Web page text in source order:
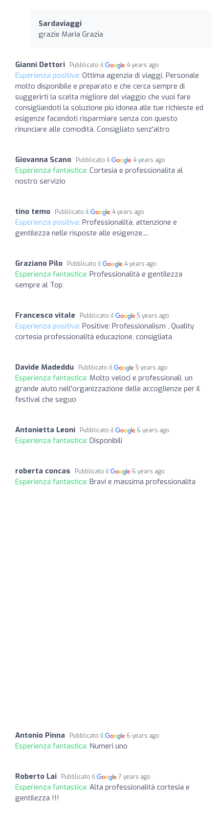
Sardaviaggi
grazie Maria Grazia
Gianni Dettori Pubblicato il 4 years ago
Esperienza positiva: Ottima agenzia di viaggi. Personale
molto disponibile e preparato e che cerca sempre di
suggerirti la scelta migliore del viaggio che vuoi fare
consigliandoti la soluzione più idonea alle tue richieste ed
esigenze facendoti risparmiare senza con questo
rinunciare alle comodità. Consigliato senz'altro
Giovanna Scano Pubblicato il 4 years ago
Esperienza fantastica: Cortesia e professionalita al
nostro servizio
tino temo Pubblicato il 4 years ago
Esperienza positiva: Professionalità, attenzione e
gentilezza nelle risposte alle esigenze....
Graziano Pilo Pubblicato il 4 years ago
Esperienza fantastica: Professionalità e gentilezza
sempre al Top
Francesco vitale Pubblicato il 5 years ago
Esperienza positiva: Positive: Professionalism , Quality
cortesia professionalità educazione, consigliata
Davide Madeddu Pubblicato il 5 years ago
Esperienza fantastica: Molto veloci e professionali, un
grande aiuto nell'organizzazione delle accoglienze per il
festival che seguo
Antonietta Leoni Pubblicato il 6 years ago
Esperienza fantastica: Disponibili
roberta concas Pubblicato il 6 years ago
Esperienza fantastica: Bravi e massima professionalita
Antonio Pinna Pubblicato il 6 years ago
Esperienza fantastica: Numeri uno
Roberto Lai Pubblicato il 7 years ago
Esperienza fantastica: Alta professionalità cortesia e
gentilezza !!!